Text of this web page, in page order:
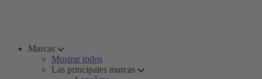
Marcas
Mostrar todos
Las principales marcas